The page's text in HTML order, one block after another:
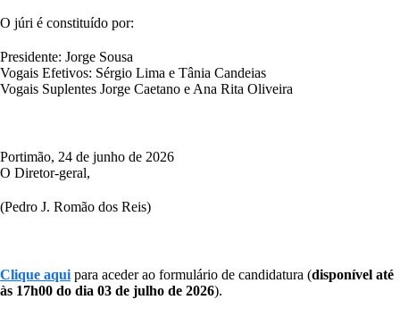
O júri é constituído por:
Presidente: Jorge Sousa
Vogais Efetivos: Sérgio Lima e Tânia Candeias
Vogais Suplentes Jorge Caetano e Ana Rita Oliveira
Portimão, 24 de junho de 2026
O Diretor-geral,
(Pedro J. Romão dos Reis)
Clique aqui para aceder ao formulário de candidatura (disponível até
às 17h00 do dia 03 de julho de 2026).